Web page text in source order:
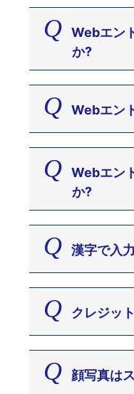
Webエン
か?
Webエン
Webエン
か?
漢字で入
クレジッ
顔写真は